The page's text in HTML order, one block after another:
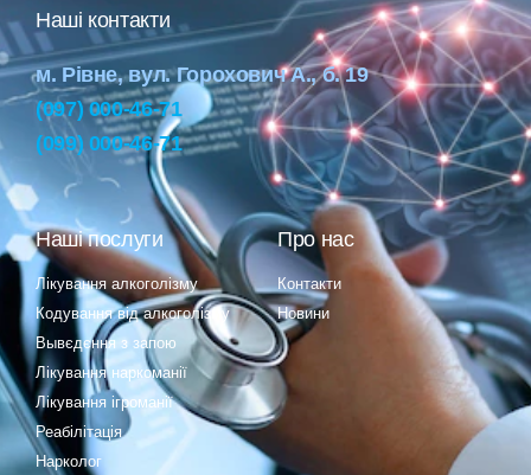
Наші контакти
м. Рівне, вул. Горохович А., б. 19
(097) 000-46-71
(099) 000-46-71
Наші послуги
Лікування алкоголізму
Кодування від алкоголізму
Вывєдєння з запою
Лікування наркоманії
Лікування ігроманії
Реабілітація
Нарколог
Про нас
Контакти
Новини